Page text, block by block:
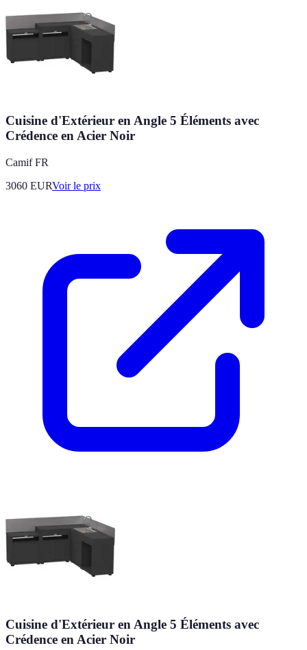
Cuisine d'Extérieur en Angle 5 Éléments avec
Crédence en Acier Noir
Camif FR
3060 EURVoir le prix
Cuisine d'Extérieur en Angle 5 Éléments avec
Crédence en Acier Noir